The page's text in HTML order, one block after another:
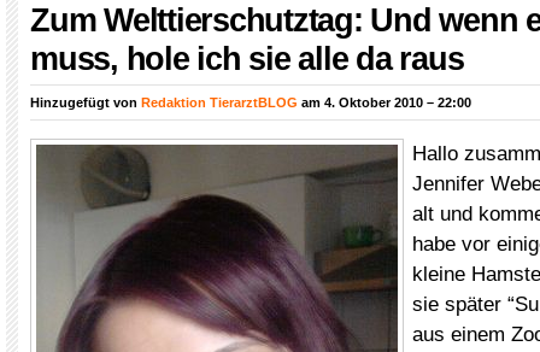
Zum Welttierschutztag: Und wenn
muss, hole ich sie alle da raus
Hinzugefügt von Redaktion TierarztBLOG am 4. Oktober 2010 – 22:00
Hallo
Jennifer
alt und
habe vor
kleine
sie später
aus einem